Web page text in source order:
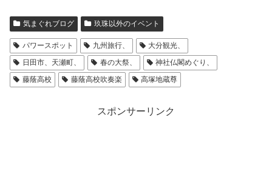
気まぐれブログ 玖珠以外のイベント
パワースポット 九州旅行、
大分観光、
日田市、天瀬町、
春の大祭、
神社仏閣めぐり、
藤蔭高校
藤蔭高校吹奏楽 高塚地蔵尊
スポンサーリンク